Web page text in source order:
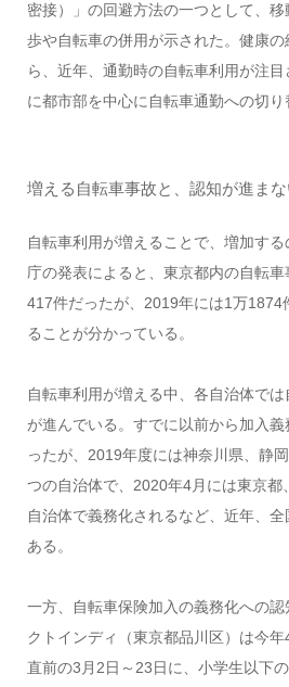
密接）」の回避方法の一つとして、
歩や自転車の併用が示された。健康
ら、近年、通勤時の自転車利用が注
に都市部を中心に自転車通勤への切り
増える自転車事故と、認知が進ま
自転車利用が増えることで、増加す
庁の発表によると、東京都内の自転
417件だったが、2019年には1万1874
ることが分かっている。
自転車利用が増える中、各自治体で
が進んでいる。すでに以前から加入
ったが、2019年度には神奈川県、静
つの自治体で、2020年4月には東京都
自治体で義務化されるなど、近年、
ある。
一方、自転車保険加入の義務化への
クトインディ（東京都品川区）は今
直前の3月2日～23日に、小学生以下